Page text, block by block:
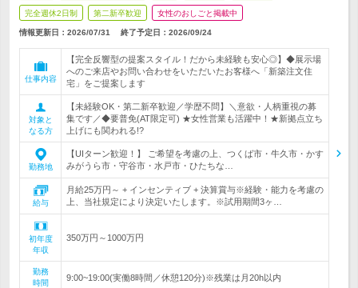
完全週休2日制 第二新卒歓迎 女性のおしごと掲載中
情報更新日：2026/07/31 終了予定日： 2026/09/24
仕事内容
【完全反響型の提案スタイル！だから未経験も安心◎】◆展示場
へのご来店やお問い合わせをいただいたお客様へ「新築注文住
宅」をご提案します
対象と
なる方
【未経験OK・第二新卒歓迎／学歴不問】＼意欲・人柄重視の募
集です／◆要普免(AT限定可) ★女性営業も活躍中！★新拠点立ち
上げにも関われる!?
勤務地
【UIターン歓迎！】 ご希望を考慮の上、つくば市・牛久市・かす
みがうら市・守谷市・水戸市・ひたちな…
給与
月給25万円～ + インセンティブ + 決算賞与※経験・能力を考慮の
上、当社規定により決定いたします。※試用期間3ヶ…
初年度
年収
350万円～1000万円
勤務
時間
9:00~19:00(実働8時間／休憩120分)※残業は月20h以内